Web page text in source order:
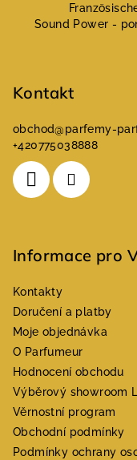
Sound Power -
Kontakt
obchod@parfemy-
+420775038888
Informace pro
Kontakty
Doručení a platby
Moje objednávka
O Parfumeur
Hodnocení obchodu
Výběrový showroom
Věrnostní program
Obchodní podmínky
Podmínky ochrany